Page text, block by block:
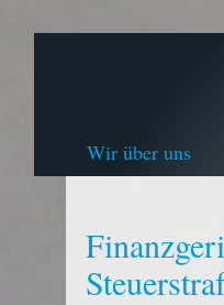
Wir über uns